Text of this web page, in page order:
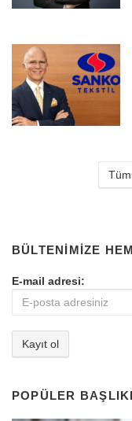
BÜLTENIMIZE
E-mail adresi:
POPÜLER